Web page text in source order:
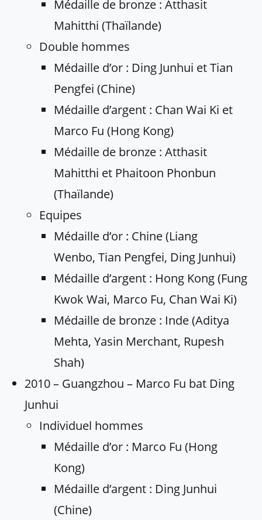
Médaille de bronze : Atthasit
Mahitthi (Thaïlande)
Double hommes
Médaille d’or : Ding Junhui et Tian
Pengfei (Chine)
Médaille d’argent : Chan Wai Ki et
Marco Fu (Hong Kong)
Médaille de bronze : Atthasit
Mahitthi et Phaitoon Phonbun
(Thaïlande)
Equipes
Médaille d’or : Chine (Liang
Wenbo, Tian Pengfei, Ding Junhui)
Médaille d’argent : Hong Kong (Fung
Kwok Wai, Marco Fu, Chan Wai Ki)
Médaille de bronze : Inde (Aditya
Mehta, Yasin Merchant, Rupesh
Shah)
2010 – Guangzhou – Marco Fu bat Ding
Junhui
Individuel hommes
Médaille d’or : Marco Fu (Hong
Kong)
Médaille d’argent : Ding Junhui
(Chine)